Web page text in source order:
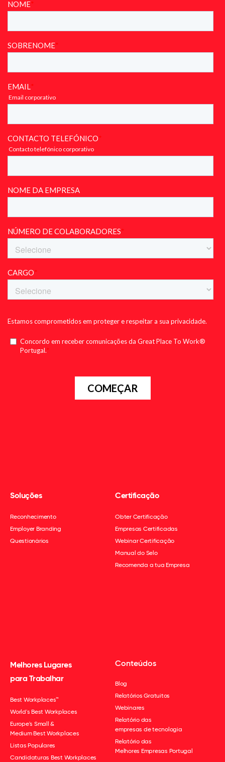
Soluções
Reconhecimento
Employer Branding
Questionários
Certificação
Obter Certificação
Empresas Certificadas
Webinar Certificação
Manual do Selo
Recomenda a tua Empresa
Melhores Lugares
para Trabalhar
Best Workplaces™
World's Best Workplaces
Europe's Small &
Medium Best Workplaces
Listas Populares
Candidaturas Best Workplaces
Conteúdos
Blog
Relatórios Gratuitos
Webinares
Relatório das
empresas de tecnologia
Relatório das
Melhores Empresas Portugal